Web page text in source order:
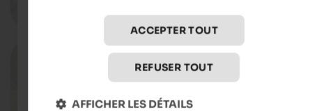
02.07. - 04.09.2026
Kid’s summer in Lana &
Lana & environs, Lana
ACCEPTER TOUT
REFUSER TOUT
AFFICHER LES DÉTAILS